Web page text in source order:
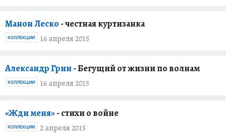
Манон Леско - честная куртизанка
16 апреля 2015
КОЛЛЕКЦИИ
Александр Грин - Бегущий от жизни по волнам
16 апреля 2015
КОЛЛЕКЦИИ
«Жди меня»- стихи о войне
2 апреля 2015
КОЛЛЕКЦИИ